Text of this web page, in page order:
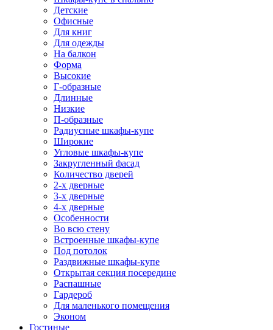
Детские
Офисные
Для книг
Для одежды
На балкон
Форма
Высокие
Г-образные
Длинные
Низкие
П-образные
Радиусные шкафы-купе
Широкие
Угловые шкафы-купе
Закругленный фасад
Количество дверей
2-х дверные
3-х дверные
4-х дверные
Особенности
Во всю стену
Встроенные шкафы-купе
Под потолок
Раздвижные шкафы-купе
Открытая секция посередине
Распашные
Гардероб
Для маленького помещения
Эконом
Гостиные